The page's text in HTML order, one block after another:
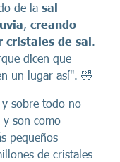
de la sal
, creando
de sal .
dicen que
un lugar así". 🤣
y sobre todo no
y son como
pequeños
de cristales